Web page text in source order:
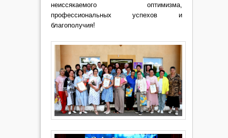
неиссякаемого оптимизма,
профессиональных успехов и
благополучия!